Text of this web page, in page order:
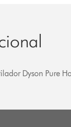
Dyson Pure